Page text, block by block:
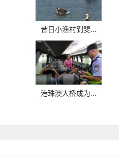
昔日小渔村到斐...
港珠澳大桥成为...